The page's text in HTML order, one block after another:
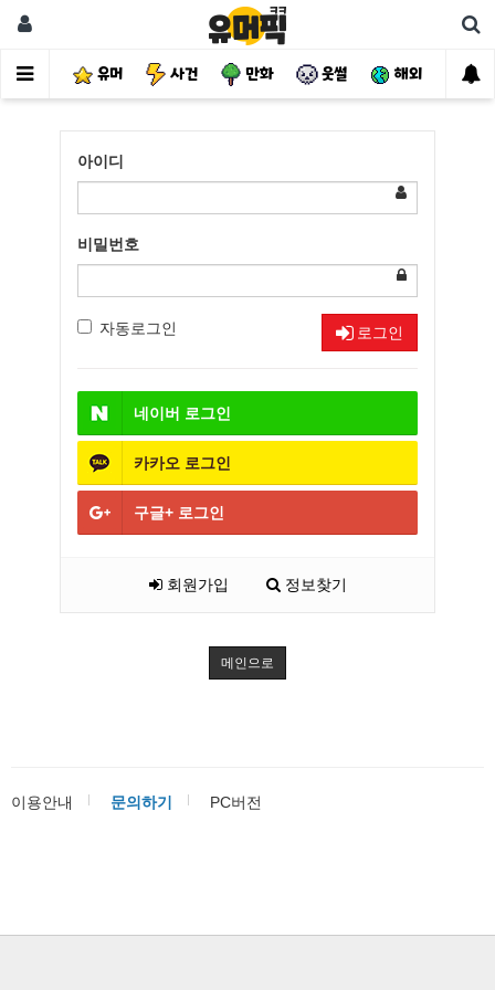
유머 사건 만화 웃썰 해외 핫
아이디
비밀번호
자동로그인 로그인
네이버 로그인
카카오 로그인
구글+ 로그인
회원가입 정보찾기
메인으로
이용안내 문의하기 PC버전